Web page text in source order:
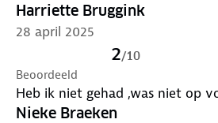
Harriette Bruggink
28 april 2025
2/10
Beoordeeld
Heb ik niet gehad ,was niet op
Nieke Braeken